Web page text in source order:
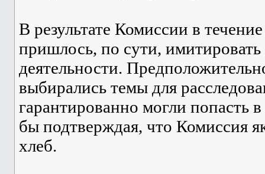
В результате Комиссии в
пришлось, по сути,
деятельности.
выбирались темы для
гарантированно могли
бы подтверждая, что Комиссия
хлеб.